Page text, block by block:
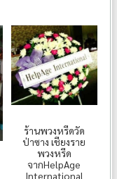
ร้านพวงหรีดวัด
ป่าซาง เชียงราย
พวงหรีด
จากHelpAge
International